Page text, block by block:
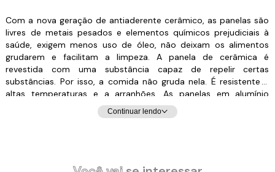
Com a nova geração de antiaderente cerâmico, as panelas são
livres de metais pesados e elementos químicos prejudiciais à
saúde, exigem menos uso de óleo, não deixam os alimentos
grudarem e facilitam a limpeza. A panela de cerâmica é
revestida com uma substância capaz de repelir certas
substâncias. Por isso, a comida não gruda nela. É resistente a
altas temperaturas e a arranhões. As panelas em alumínio
antiaderente contam com uma camada que cobre o seu
material e evita que o alimento grude em seu interior. Dessa
omelete delicioso, não pode deixar de ter uma em sua cozinha.
Continuar lendo